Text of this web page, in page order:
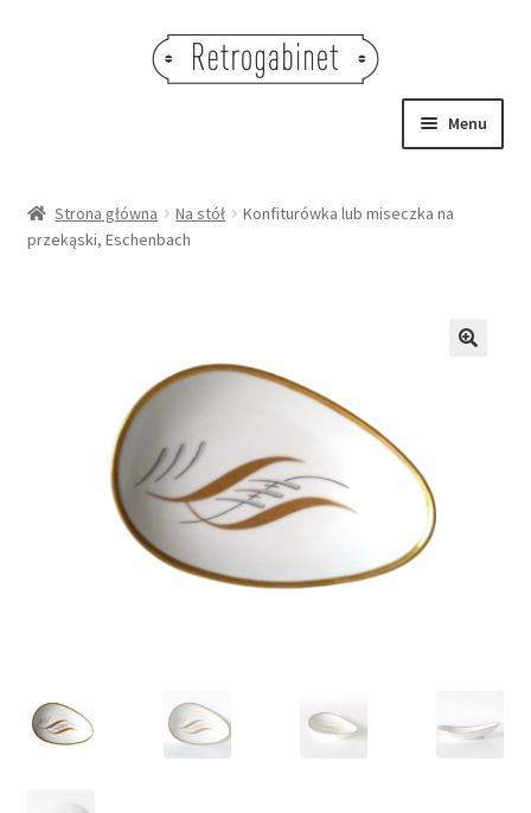
Menu
OBRAZY
OŚWIETLENIE
Strona główna Na stół
Konfiturówka lub miseczka na
przekąski, Eschenbach